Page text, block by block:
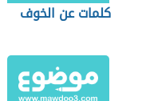
كلمات عن الخوف